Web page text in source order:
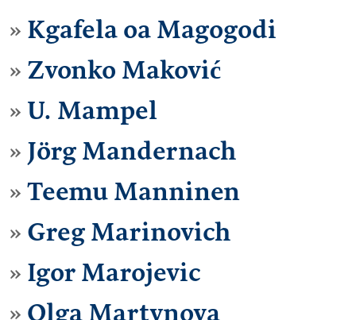
Kgafela oa Magogodi
Zvonko Maković
U. Mampel
Jörg Mandernach
Teemu Manninen
Greg Marinovich
Igor Marojevic
Olga Martynova